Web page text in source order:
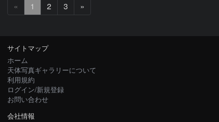
« 1 2 3 »
へ
サイトマップ
ホーム
天体写真ギャラリーについて
利用規約
ログイン/新規登録
お問い合わせ
会社情報